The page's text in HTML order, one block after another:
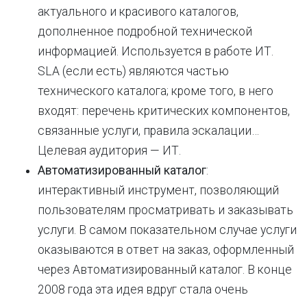
актуального и красивого каталогов,
дополненное подробной технической
информацией. Используется в работе ИТ.
SLA (если есть) являются частью
технического каталога; кроме того, в него
входят: перечень критических компонентов,
связанные услуги, правила эскалации…
Целевая аудитория — ИТ.
Автоматизированный каталог:
интерактивный инструмент, позволяющий
пользователям просматривать и заказывать
услуги. В самом показательном случае услуги
оказываются в ответ на заказ, оформленный
через Автоматизированный каталог. В конце
2008 года эта идея вдруг стала очень